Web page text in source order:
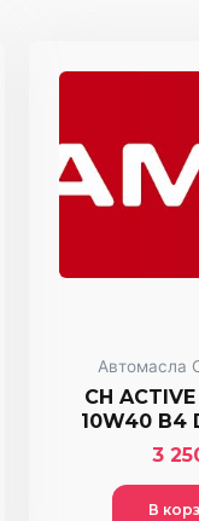
Автомасла
CH ACTIVE
10W40 B4
3
В